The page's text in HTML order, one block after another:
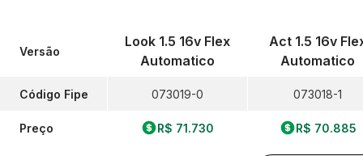
Versão
Código Fipe
Preço
Look 1.5 16v Flex
Automatico
073019-0
R$ 71.730
Act 1.5 16v
Automatico
073018-1
R$ 70.885